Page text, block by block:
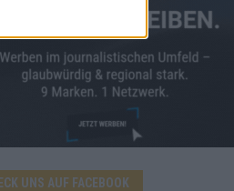
UNS AUF FACEBOOK